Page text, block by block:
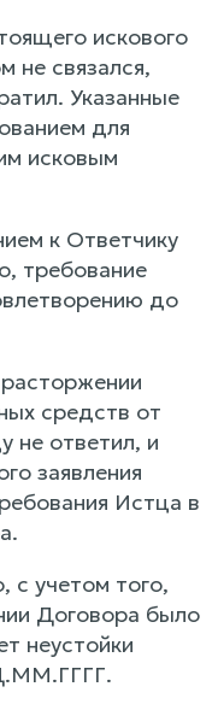
искового
не связался,
Указанные
для
исковым
к Ответчику
требование
до
средств от
ответил, и
заявления
Истца в
с учетом того,
Договора было
неустойки